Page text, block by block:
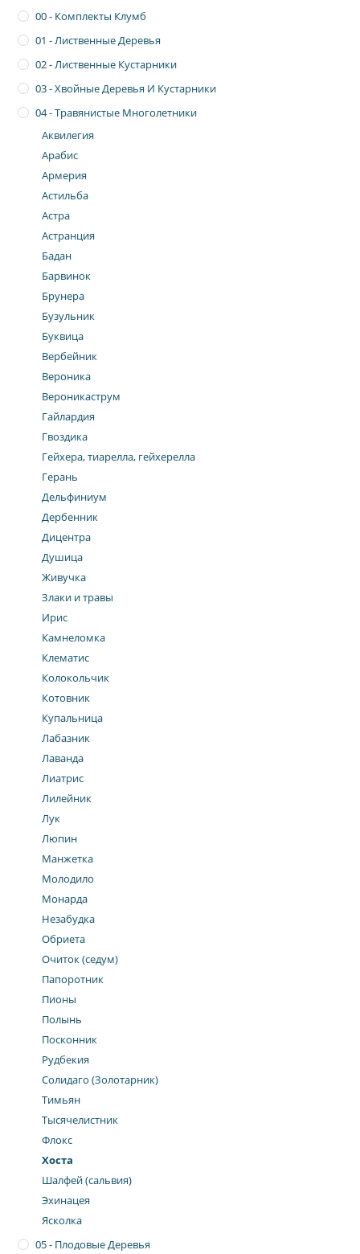
00 - Комплекты Клумб
01 - Лиственные Деревья
02 - Лиственные Кустарники
03 - Хвойные Деревья И Кустарники
04 - Травянистые Многолетники
Аквилегия
Арабис
Армерия
Астильба
Астра
Астранция
Бадан
Барвинок
Брунера
Бузульник
Буквица
Вербейник
Вероника
Вероникаструм
Гайлардия
Гвоздика
Гейхера, тиарелла, гейхерелла
Герань
Дельфиниум
Дербенник
Дицентра
Душица
Живучка
Злаки и травы
Ирис
Камнеломка
Клематис
Колокольчик
Котовник
Купальница
Лабазник
Лаванда
Лиатрис
Лилейник
Лук
Люпин
Манжетка
Молодило
Монарда
Незабудка
Обриета
Очиток (седум)
Папоротник
Пионы
Полынь
Посконник
Рудбекия
Солидаго (Золотарник)
Тимьян
Тысячелистник
Флокс
Хоста
Шалфей (сальвия)
Эхинацея
Ясколка
05 - Плодовые Деревья